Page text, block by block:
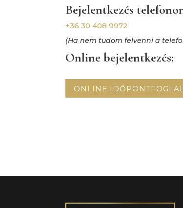
Bejelentkezés
+36 30 408 9972
(Ha nem tudom felvenni a
Online bejelentkezés:
ONLINE